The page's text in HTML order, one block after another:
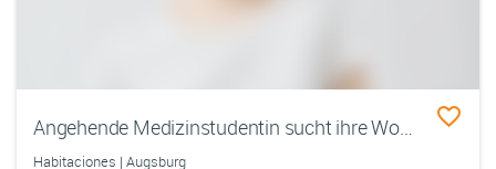
Angehende Medizinstudentin sucht ihre Wohlfühl-WG in Augsburg
Habitaciones | Augsburg